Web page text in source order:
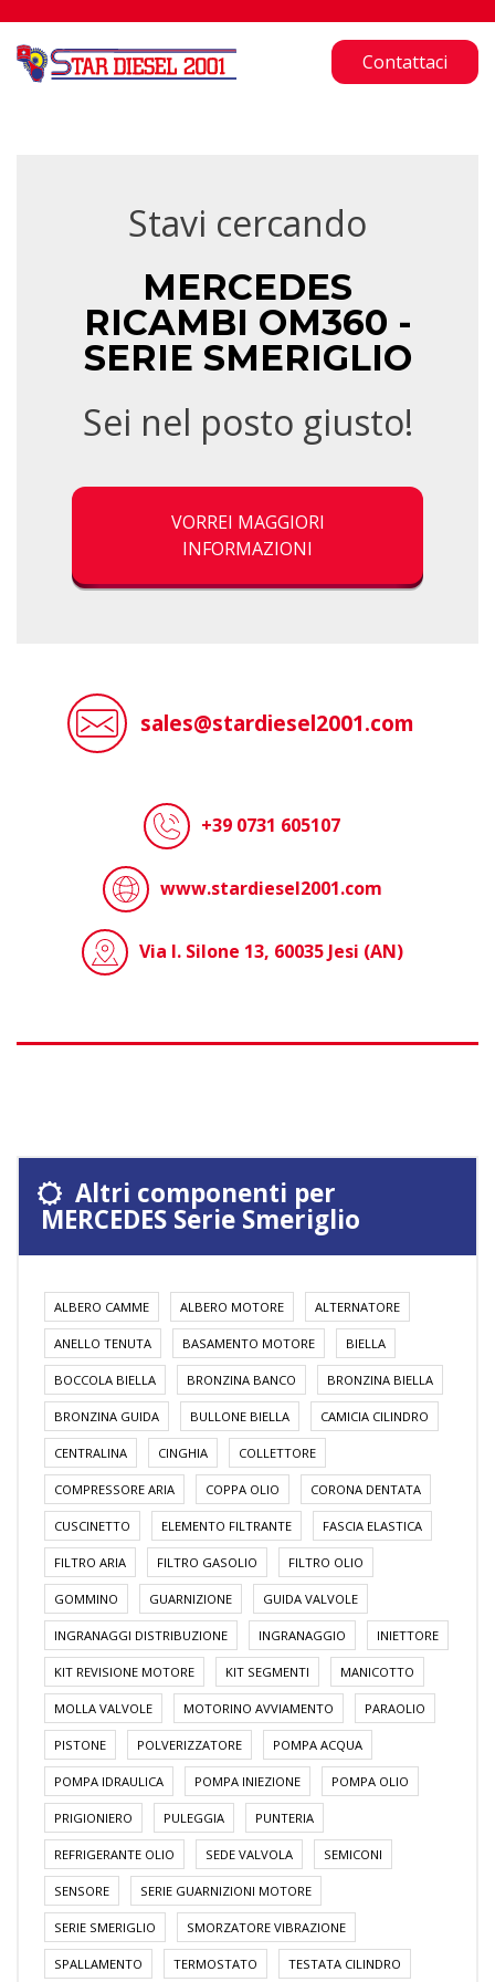
Contattaci
Stavi cercando
MERCEDES
RICAMBI OM360 -
SERIE SMERIGLIO
Sei nel posto giusto!
VORREI MAGGIORI
INFORMAZIONI
sales@stardiesel2001.com
+39 0731 605107
www.stardiesel2001.com
Via I. Silone 13, 60035 Jesi (AN)
Altri componenti per
MERCEDES Serie Smeriglio
ALBERO CAMME ALBERO MOTORE ALTERNATORE
ANELLO TENUTA BASAMENTO MOTORE BIELLA
BOCCOLA BIELLA BRONZINA BANCO BRONZINA BIELLA
BRONZINA GUIDA BULLONE BIELLA CAMICIA CILINDRO
CENTRALINA CINGHIA COLLETTORE
COMPRESSORE ARIA COPPA OLIO CORONA DENTATA
CUSCINETTO ELEMENTO FILTRANTE FASCIA ELASTICA
FILTRO ARIA FILTRO GASOLIO FILTRO OLIO
GOMMINO GUARNIZIONE GUIDA VALVOLE
INGRANAGGI DISTRIBUZIONE INGRANAGGIO INIETTORE
KIT REVISIONE MOTORE KIT SEGMENTI MANICOTTO
MOLLA VALVOLE MOTORINO AVVIAMENTO PARAOLIO
PISTONE POLVERIZZATORE POMPA ACQUA
POMPA IDRAULICA POMPA INIEZIONE POMPA OLIO
PRIGIONIERO PULEGGIA PUNTERIA
REFRIGERANTE OLIO SEDE VALVOLA SEMICONI
SENSORE SERIE GUARNIZIONI MOTORE
SERIE SMERIGLIO SMORZATORE VIBRAZIONE
SPALLAMENTO TERMOSTATO TESTATA CILINDRO